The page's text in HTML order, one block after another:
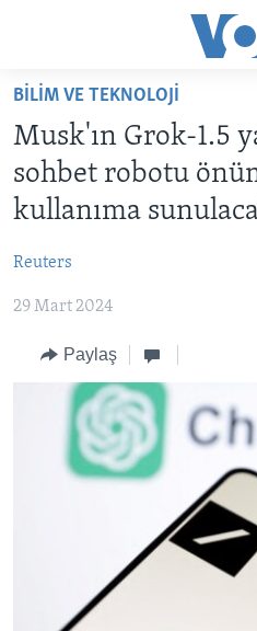
geç
Ana
navigasyona
geç
Aramaya
HABERLER
TÜRKİYE
AMERİKA
ULUSLARARASI
SAĞLIK
BİLİM VE TEKNOLOJİ
EKONOMİ
ÇEVRE
PROGRAMLAR
AMERİKA'DA YAŞAM
UKRAYNA KRİZİ
YORUMLAR
AMERIKA'YA ÖZEL
İNGİLİZCE DERSLERİ
MULTİMEDYA
VİDEO GALERİ
FOTO GALERİ
LEARNING ENGLISH
Diller
BİLİM VE TEKNOLOJİ
Musk'ın Grok-1.5
sohbet robotu
kullanıma
Reuters
29 Mart 2024
Paylaş